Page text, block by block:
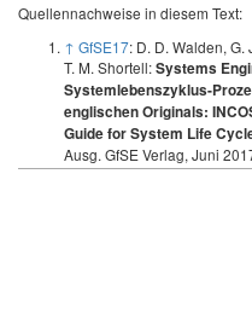
Quellennachweise in diesem Text:
↑ GfSE17: D. D. Walden, G.
T. M. Shortell:Systems
Systemlebenszyklus-
englischen Originals:
Guide for System Life
Ausg. GfSE Verlag, Juni